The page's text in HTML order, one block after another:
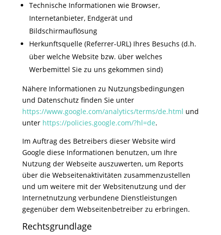
Technische Informationen wie Browser,
Internetanbieter, Endgerät und
Bildschirmauflösung
Herkunftsquelle (Referrer-URL) Ihres Besuchs (d.h.
über welche Website bzw. über welches
Werbemittel Sie zu uns gekommen sind)
Nähere Informationen zu Nutzungsbedingungen
und Datenschutz finden Sie unter
https://www.google.com/analytics/terms/de.html und
unter https://policies.google.com/?hl=de.
Im Auftrag des Betreibers dieser Website wird
Google diese Informationen benutzen, um Ihre
Nutzung der Webseite auszuwerten, um Reports
über die Webseitenaktivitäten zusammenzustellen
und um weitere mit der Websitenutzung und der
Internetnutzung verbundene Dienstleistungen
gegenüber dem Webseitenbetreiber zu erbringen.
Rechtsgrundlage